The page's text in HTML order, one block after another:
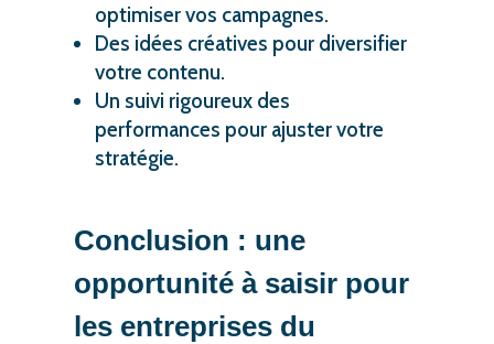
optimiser vos campagnes.
Des idées créatives pour diversifier
votre contenu.
Un suivi rigoureux des
performances pour ajuster votre
stratégie.
Conclusion : une
opportunité à saisir pour
les entreprises du